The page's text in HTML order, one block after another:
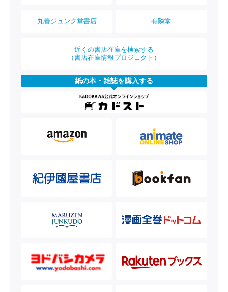
丸善ジュンク堂書店 有隣堂
近くの書店在庫を検索する
（書店在庫情報プロジェクト）
紙の本・雑誌を購入する